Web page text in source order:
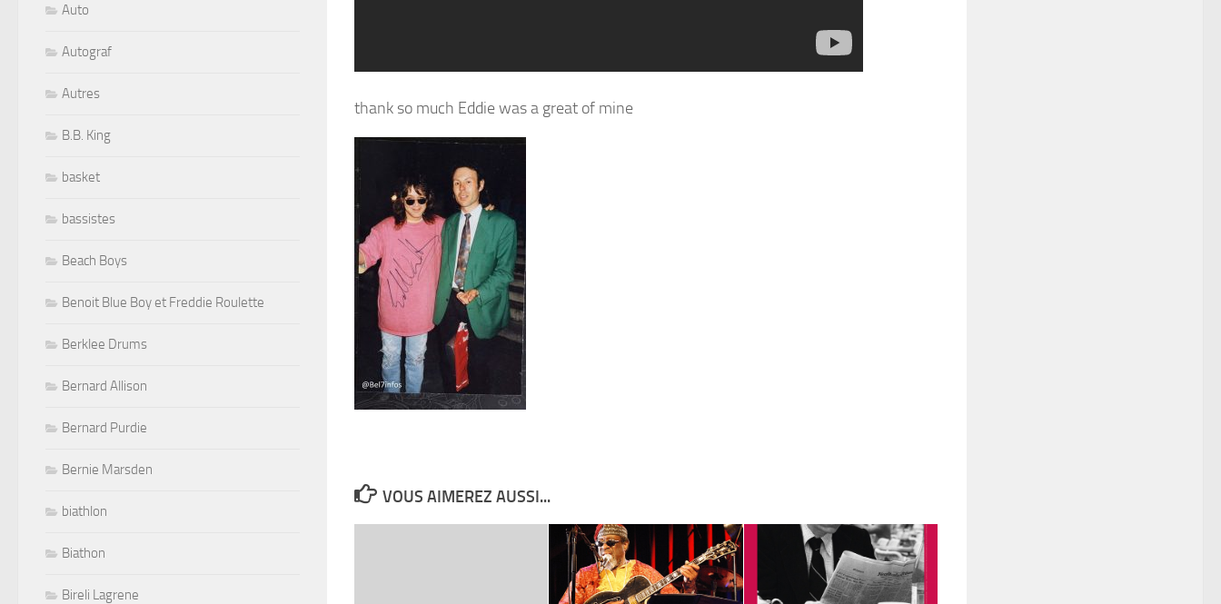
thank so much Eddie was a great of mine
VOUS AIMEREZ AUSSI...
Auto
Autograf
Autres
B.B. King
basket
bassistes
Beach Boys
Benoit Blue Boy et Freddie Roulette
Berklee Drums
Bernard Allison
Bernard Purdie
Bernie Marsden
biathlon
Biathon
Bireli Lagrene